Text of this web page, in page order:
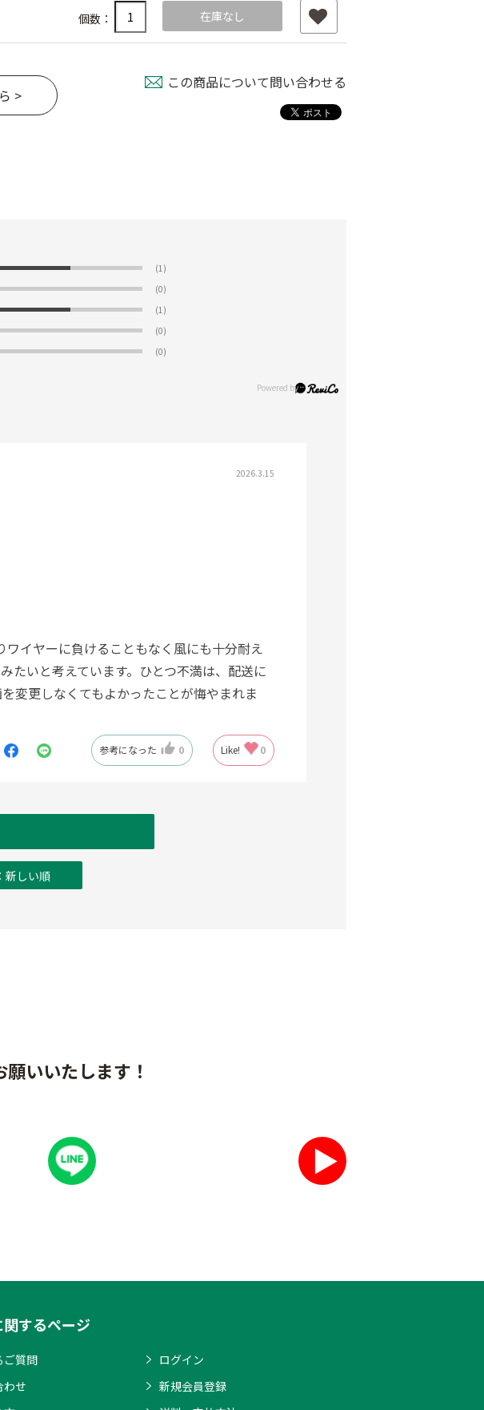
個数： 在庫なし
>
この商品について問い合わせる
(1)
(0)
(1)
(0)
(0)
2026.3.15
イヤーに負けることもなく風にも十分耐え
たいと考えています。ひとつ不満は、配送に
変更しなくてもよかったことが悔やまれま
参考になった 0 Like! 0
新しい順
いいたします！
するページ
ご質問
わせ
ログイン
新規会員登録